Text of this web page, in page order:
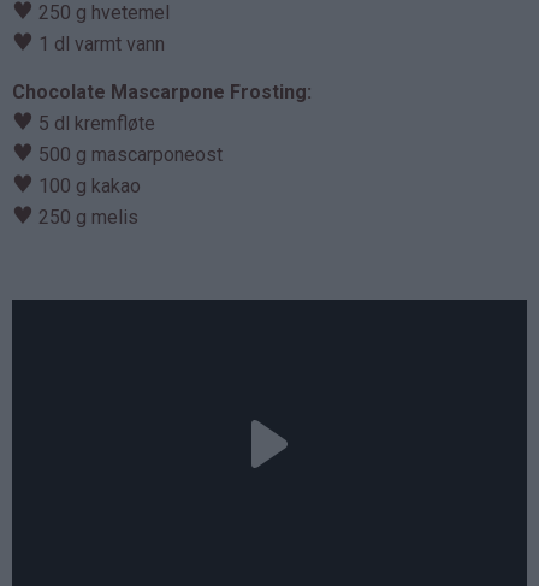
♥ 250 g hvetemel
♥ 1 dl varmt vann
Chocolate Mascarpone Frosting:
♥ 5 dl kremfløte
♥ 500 g mascarponeost
♥ 100 g kakao
♥ 250 g melis